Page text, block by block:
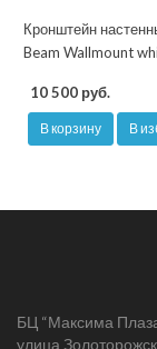
Кронштейн
Beam Wallmount
10 500 руб.
В корзину В
БЦ “Максима
улица